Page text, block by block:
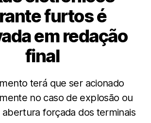
furtos é
em redação
final
terá que ser acionado
no caso de explosão ou
forçada dos terminais